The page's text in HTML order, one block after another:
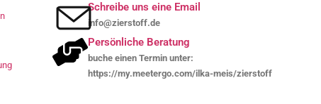
Schreibe uns eine Email
info@zierstoff.de
Persönliche Beratung
buche einen Termin unter:
https://my.meetergo.com/ilka-meis/zierstoff